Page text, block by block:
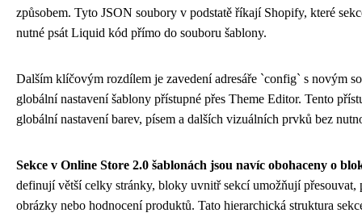
způsobem. Tyto JSON soubory v podstatě říkají Shopify, které
nutné psát Liquid kód přímo do souboru šablony.
Dalším klíčovým rozdílem je zavedení adresáře `config` s novým
globální nastavení šablony přístupné přes Theme Editor. Tento
globální nastavení barev, písem a dalších vizuálních prvků bez
Sekce v Online Store 2.0 šablonách jsou navíc obohaceny o
definují větší celky stránky, bloky uvnitř sekcí umožňují
obrázky nebo hodnocení produktů. Tato hierarchická struktura